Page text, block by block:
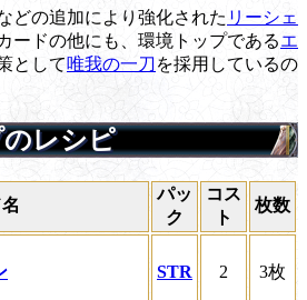
どの追加により強化された リーシェ
ードの他にも、環境トップであるエ
として唯我の一刀 を採用しているの
レシピ
パッ
ク
コス
ト
枚数
STR 2 3枚